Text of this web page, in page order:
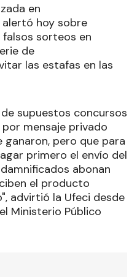
en
alertó hoy sobre
sorteos en
de
las estafas en las
supuestos concursos
mensaje privado
ganaron, pero que para
primero el envío del
abonan
el producto
advirtió la Ufeci desde
Ministerio Público